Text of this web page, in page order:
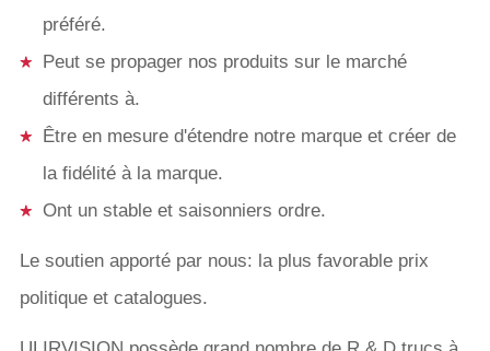
préféré.
Peut se propager nos produits sur le marché
différents à.
Être en mesure d'étendre notre marque et créer de
la fidélité à la marque.
Ont un stable et saisonniers ordre.
Le soutien apporté par nous: la plus favorable prix
politique et catalogues.